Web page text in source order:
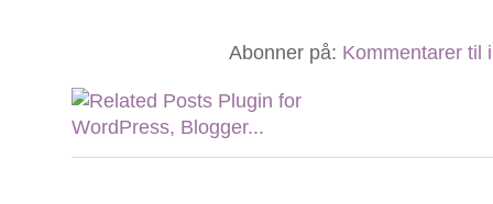
Abonner på: Kommentarer til